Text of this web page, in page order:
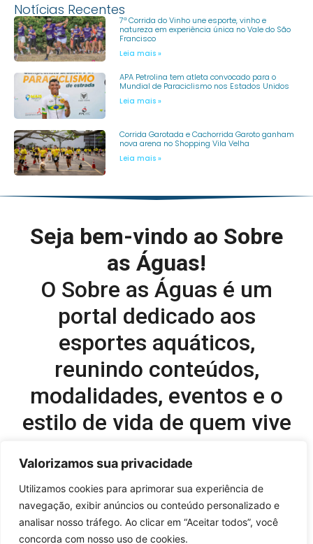
Valorizamos sua privacidade
Utilizamos cookies para aprimorar sua experiência de
navegação, exibir anúncios ou conteúdo personalizado e
analisar nosso tráfego. Ao clicar em “Aceitar todos”, você
concorda com nosso uso de cookies.
Notícias Recentes
7ª Corrida do Vinho une esporte, vinho e
natureza em experiência única no Vale do São
Francisco
Leia mais »
APA Petrolina tem atleta convocado para o
Mundial de Paraciclismo nos Estados Unidos
Leia mais »
Corrida Garotada e Cachorrida Garoto ganham
nova arena no Shopping Vila Velha
Leia mais »
Seja bem-vindo ao Sobre
as Águas!
O Sobre as Águas é um
portal dedicado aos
esportes aquáticos,
reunindo conteúdos,
modalidades, eventos e o
estilo de vida de quem vive
Editor-chefe e comercial do site:
Flavio Perez –flavio@onboardsports.net
+55 11 99949-8035